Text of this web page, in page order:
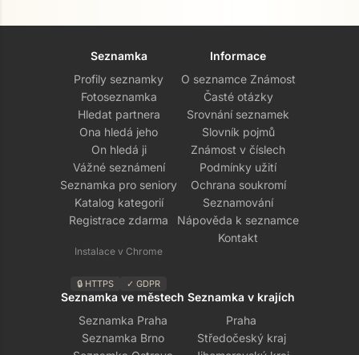
Seznamka
Profily seznamky
Fotoseznamka
Hledat partnera
Ona hledá jeho
On hledá ji
Vážné seznámení
Seznamka pro seniory
Katalog kategorií
Registrace zdarma
Instalace v Chrome
🔒 HTTPS ✓ GDPR
Informace
O seznamce Známost
Časté otázky
Srovnání seznamek
Slovník pojmů
Známost v číslech
Podmínky užití
Ochrana soukromí
Seznamování
Nápověda k seznamce
Kontakt
Seznamka ve městech
Seznamka Praha
Seznamka Brno
Seznamka v krajích
Praha
Středočeský kraj